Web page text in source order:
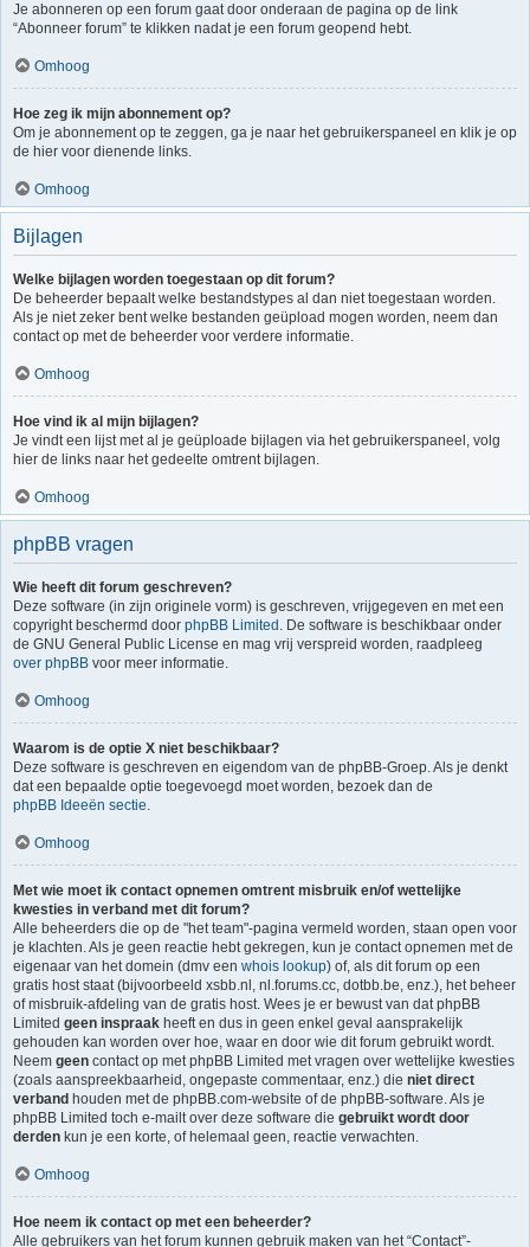
Je abonneren op een forum gaat door onderaan de pagina op de link
“Abonneer forum” te klikken nadat je een forum geopend hebt.
Omhoog
Hoe zeg ik mijn abonnement op?
Om je abonnement op te zeggen, ga je naar het gebruikerspaneel en klik je op
de hier voor dienende links.
Omhoog
Bijlagen
Welke bijlagen worden toegestaan op dit forum?
De beheerder bepaalt welke bestandstypes al dan niet toegestaan worden.
Als je niet zeker bent welke bestanden geüpload mogen worden, neem dan
contact op met de beheerder voor verdere informatie.
Omhoog
Hoe vind ik al mijn bijlagen?
Je vindt een lijst met al je geüploade bijlagen via het gebruikerspaneel, volg
hier de links naar het gedeelte omtrent bijlagen.
Omhoog
phpBB vragen
Wie heeft dit forum geschreven?
Deze software (in zijn originele vorm) is geschreven, vrijgegeven en met een
copyright beschermd door phpBB Limited . De software is beschikbaar onder
de GNU General Public License en mag vrij verspreid worden, raadpleeg
over phpBB voor meer informatie.
Omhoog
Waarom is de optie X niet beschikbaar?
Deze software is geschreven en eigendom van de phpBB-Groep. Als je denkt
dat een bepaalde optie toegevoegd moet worden, bezoek dan de
phpBB Ideeën sectie.
Omhoog
Met wie moet ik contact opnemen omtrent misbruik en/of wettelijke
kwesties in verband met dit forum?
Alle beheerders die op de "het team"-pagina vermeld worden, staan open voor
je klachten. Als je geen reactie hebt gekregen, kun je contact opnemen met de
eigenaar van het domein (dmv een whois lookup) of, als dit forum op een
gratis host staat (bijvoorbeeld xsbb.nl, nl.forums.cc, dotbb.be, enz.), het beheer
of misbruik-afdeling van de gratis host. Wees je er bewust van dat phpBB
Limited geen inspraak heeft en dus in geen enkel geval aansprakelijk
gehouden kan worden over hoe, waar en door wie dit forum gebruikt wordt.
Neem geen contact op met phpBB Limited met vragen over wettelijke kwesties
(zoals aanspreekbaarheid, ongepaste commentaar, enz.) die niet direct
verband houden met de phpBB.com-website of de phpBB-software. Als je
phpBB Limited toch e-mailt over deze software die gebruikt wordt door
derden kun je een korte, of helemaal geen, reactie verwachten.
Omhoog
Hoe neem ik contact op met een beheerder?
Alle gebruikers van het forum kunnen gebruik maken van het “Contact”-